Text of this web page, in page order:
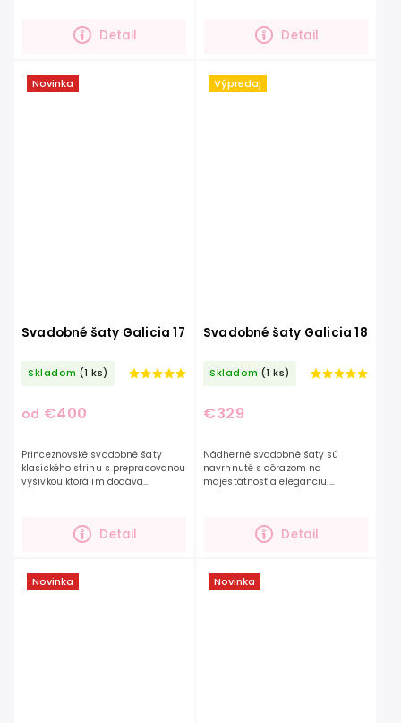
Detail
zvršku, prechádza jemne...
Detail
tajomnosť a zmyselnosť. Šaty sú...
Novinka
Svadobné šaty Galicia 17
Skladom (1 ks)
od €400
Detail
Princeznovské svadobné šaty
klasického strihu s prepracovanou
výšivkou ktorá im dodáva
sukne s rázporkom, tak ešte...
Výpredaj
Svadobné šaty Galicia 18
Skladom (1 ks)
€329
Detail
Nádherné svadobné šaty sú
navrhnuté s dôrazom na
majestátnosť a eleganciu.
odvážnu a sebavedomú...
Novinka Novinka